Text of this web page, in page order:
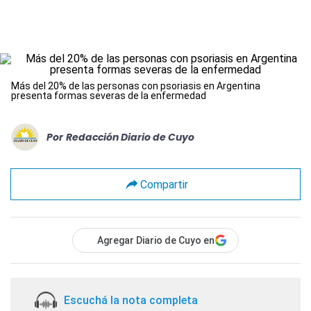
Más del 20% de las personas con psoriasis en Argentina
presenta formas severas de la enfermedad
Por Redacción Diario de Cuyo
Compartir
Agregar Diario de Cuyo en
Escuchá la nota completa